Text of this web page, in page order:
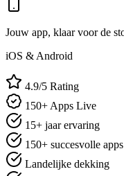
Jouw app, klaar voor de
iOS & Android
4.9/5 Rating
150+ Apps Live
15+ jaar ervaring
150+ succesvolle apps
Landelijke dekking